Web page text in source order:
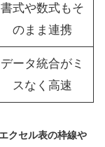
書式や数式もそ
のまま連携
データ統合がミ
スなく高速
エクセル表の枠線や